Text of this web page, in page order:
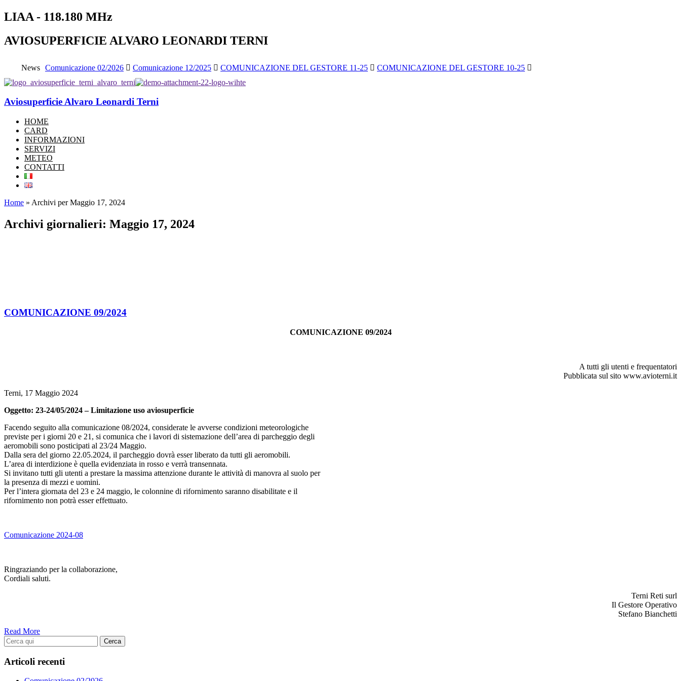
LIAA - 118.180 MHz
AVIOSUPERFICIE ALVARO LEONARDI TERNI
News Comunicazione 02/2026 Comunicazione 12/2025 COMUNICAZIONE DEL GESTORE 11-25 COMUNICAZIONE DEL GESTORE 10-25
Aviosuperficie Alvaro Leonardi Terni
HOME
CARD
INFORMAZIONI
SERVIZI
METEO
CONTATTI
Home » Archivi per Maggio 17, 2024
Archivi giornalieri: Maggio 17, 2024
COMUNICAZIONE 09/2024
COMUNICAZIONE 09/2024
A tutti gli utenti e frequentatori
Pubblicata sul sito www.avioterni.it
Terni, 17 Maggio 2024
Oggetto: 23-24/05/2024 – Limitazione uso aviosuperficie
Facendo seguito alla comunicazione 08/2024, considerate le avverse condizioni meteorologiche
previste per i giorni 20 e 21, si comunica che i lavori di sistemazione dell’area di parcheggio degli
aeromobili sono posticipati al 23/24 Maggio.
Dalla sera del giorno 22.05.2024, il parcheggio dovrà esser liberato da tutti gli aeromobili.
L’area di interdizione è quella evidenziata in rosso e verrà transennata.
Si invitano tutti gli utenti a prestare la massima attenzione durante le attività di manovra al suolo per
la presenza di mezzi e uomini.
Per l’intera giornata del 23 e 24 maggio, le colonnine di rifornimento saranno disabilitate e il
rifornimento non potrà esser effettuato.
Comunicazione 2024-08
Ringraziando per la collaborazione,
Cordiali saluti.
Terni Reti surl
Il Gestore Operativo
Stefano Bianchetti
Read More
Articoli recenti